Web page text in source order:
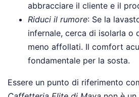
abbracciare il cliente e il
Riduci il rumore: Se la
infernale, cerca di isolarla o
meno affollati. Il comfort
fondamentale per la sosta.
Essere un punto di riferimento